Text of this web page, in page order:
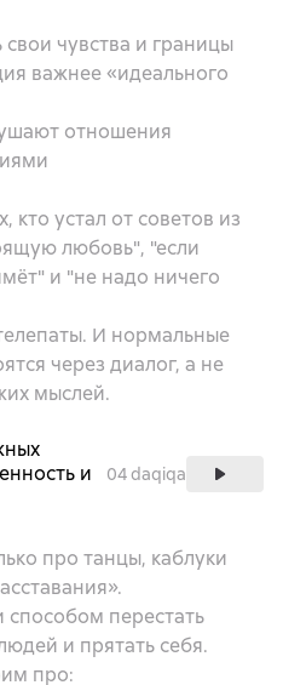
чувства и границы
важнее «идеального
отношения
кто устал от советов из
любовь", "если
и "не надо ничего
И нормальные
через диалог, а не
мыслей.
и
04 daqiqa
про танцы, каблуки
перестать
и прятать себя.
про: